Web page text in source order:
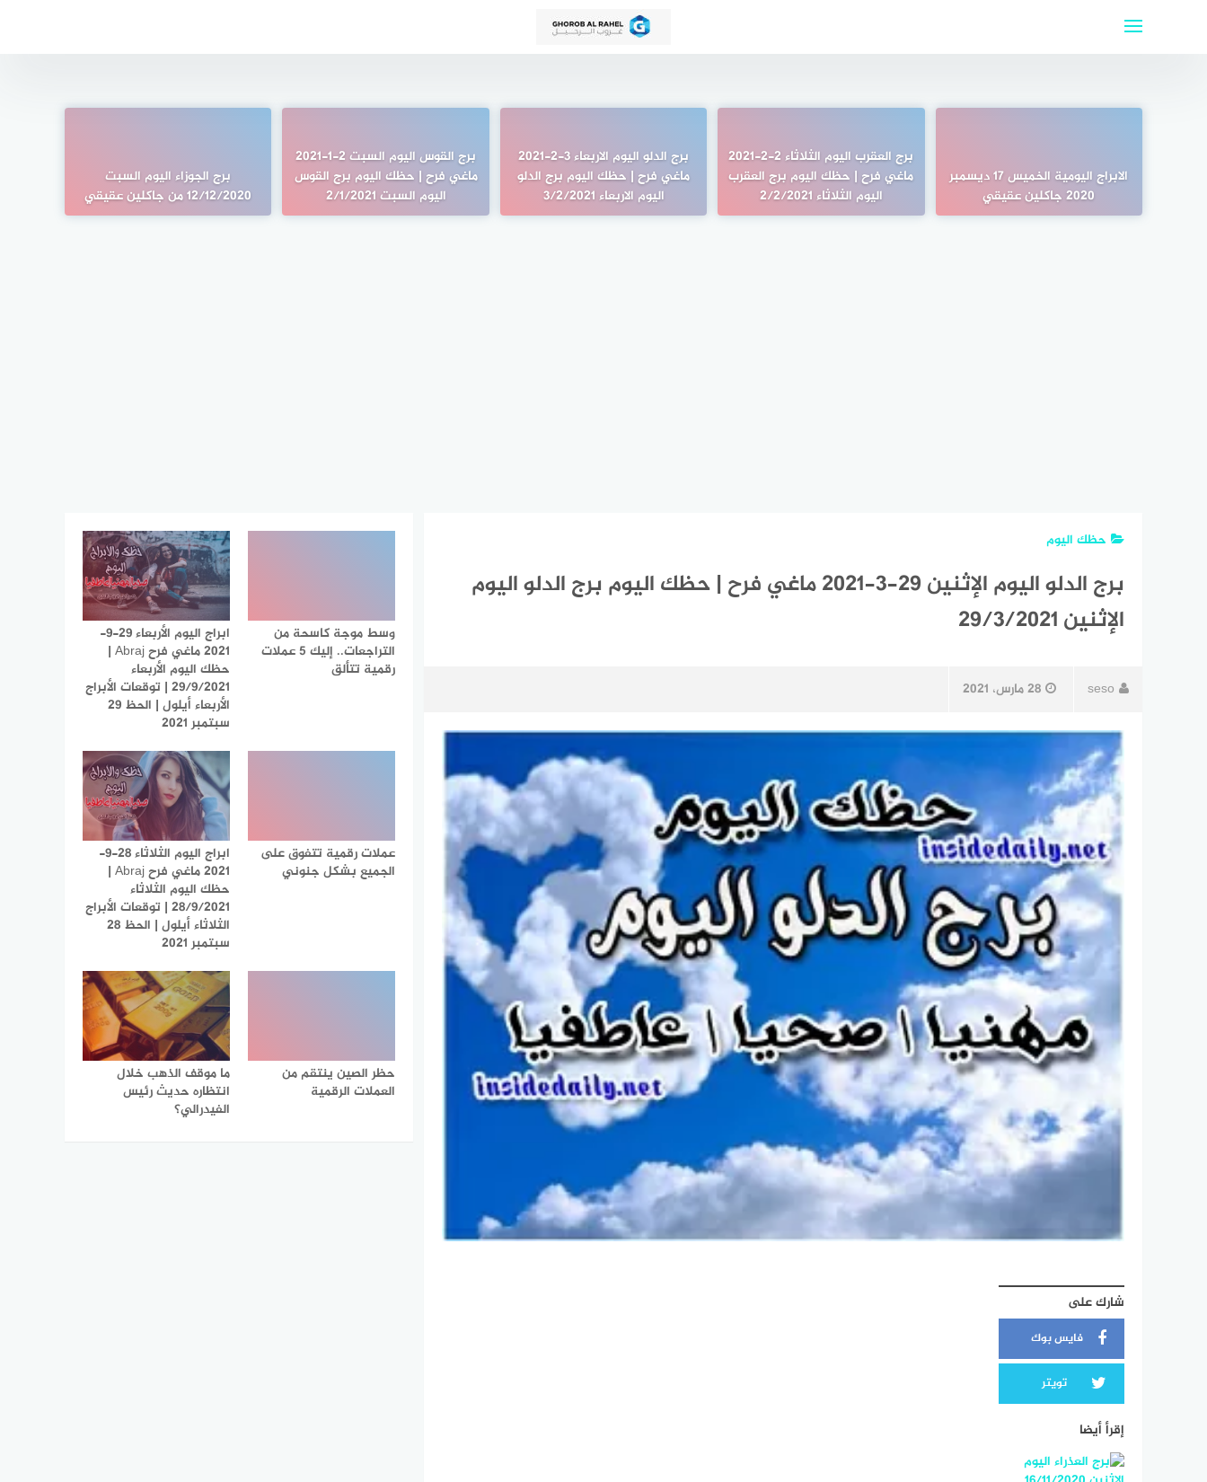
الابراج اليومية الخميس 17 ديسمبر
2020 جاكلين عقيقي
برج العقرب اليوم الثلاثاء 2-2-2021
ماغي فرح | حظك اليوم برج العقرب
اليوم الثلاثاء 2/2/2021
برج الدلو اليوم الاربعاء 3-2-2021
ماغي فرح | حظك اليوم برج الدلو
اليوم الاربعاء 3/2/2021
برج القوس اليوم السبت 2-1-2021
ماغي فرح | حظك اليوم برج القوس
اليوم السبت 2/1/2021
برج الجوزاء اليوم السبت
12/12/2020 من جاكلين عقيقي
حظك اليوم
برج الدلو اليوم الإثنين 29-3-2021 ماغي فرح | حظك اليوم برج الدلو اليوم
الإثنين 29/3/2021
seso 28 مارس، 2021
شارك على
فايس بوك
تويتر
إقرأ أيضا
وسط موجة كاسحة من
التراجعات.. إليك 5 عملات
رقمية تتألق
ابراج اليوم الأربعاء 29-9-
2021 ماغي فرح Abraj |
حظك اليوم الأربعاء
29/9/2021 | توقعات الأبراج
الأربعاء أيلول | الحظ 29
سبتمبر 2021
عملات رقمية تتفوق على
الجميع بشكل جنوني
ابراج اليوم الثلاثاء 28-9-
2021 ماغي فرح Abraj |
حظك اليوم الثلاثاء
28/9/2021 | توقعات الأبراج
الثلاثاء أيلول | الحظ 28
سبتمبر 2021
حظر الصين ينتقم من
العملات الرقمية
ما موقف الذهب خلال
انتظاره حديث رئيس
الفيدرالي؟